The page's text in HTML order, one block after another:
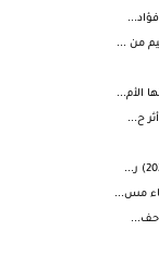
من ...
الأم...
ح...
مس...